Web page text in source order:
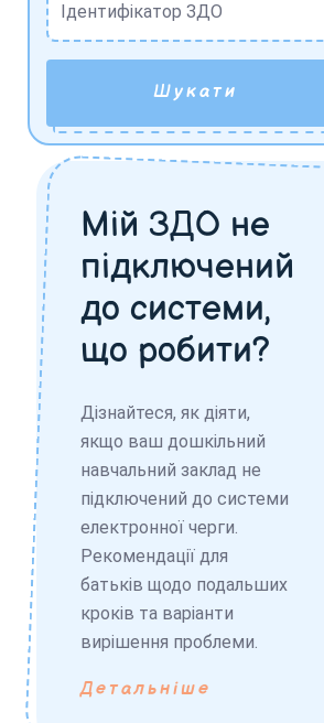
Ідентифікатор ЗДО
Шукати
Мій ЗДО не
підключений
до системи,
що робити?
Дізнайтеся, як діяти,
якщо ваш дошкільний
навчальний заклад не
підключений до системи
електронної черги.
Рекомендації для
батьків щодо подальших
кроків та варіанти
вирішення проблеми.
Детальніше